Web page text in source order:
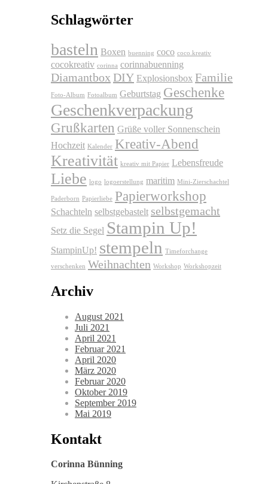
Schlagwörter
basteln Boxen buenning coco coco.kreativ
cocokreativ corinna corinnabuenning
Diamantbox DIY Explosionsbox Familie
Foto-Album Fotoalbum Geburtstag Geschenke
Geschenkverpackung
Grußkarten Grüße voller Sonnenschein
Hochzeit Kalender Kreativ-Abend
Kreativität kreativ mit Papier Lebensfreude
Liebe logo logoerstellung maritim Mini-Zierschachtel
Paderborn Papierliebe Papierworkshop
Schachteln selbstgebastelt selbstgemacht
Setz die Segel Stampin Up!
StampinUp! stempeln Timeforchange
verschenken Weihnachten Workshop Workshopzeit
Archiv
August 2021
Juli 2021
April 2021
Februar 2021
April 2020
März 2020
Februar 2020
Oktober 2019
September 2019
Mai 2019
Kontakt
Corinna Bünning